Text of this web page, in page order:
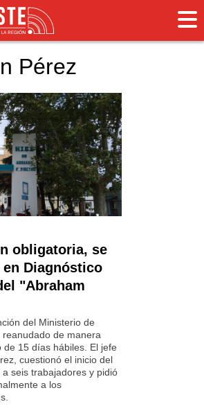
Pérez
obligatoria, se
en Diagnóstico
"Abraham
del Ministerio de
de manera
15 días hábiles. El jefe
cuestionó el inicio del
seis trabajadores y pidió
a los